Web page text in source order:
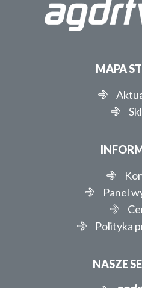
MAPA
Panel
Polityka
NASZE